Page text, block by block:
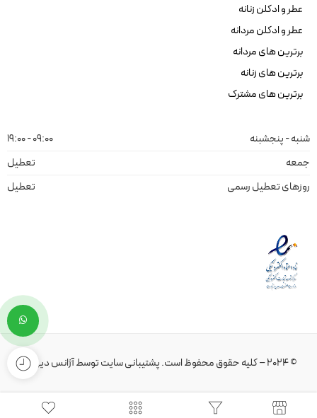
عطر و ادکلن زنانه
عطر و ادکلن مردانه
برترین های مردانه
برترین های زنانه
برترین های مشترک
شنبه - پنجشبنه
09:00 - 19:00
جمعه
تعطیل
روزهای تعطیل رسمی
تعطیل
© 2024 – کلیه حقوق محفوظ است. پشتیبانی سایتتوسطآژانس دیهیم.